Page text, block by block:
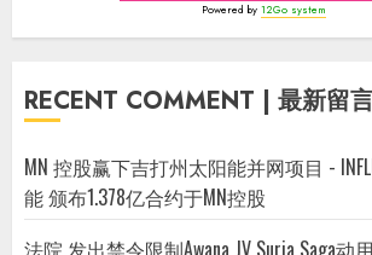
Powered by 12Go system
RECENT COMMENT | 最新留
MN 控股赢下吉打州太阳能并网项目 -
能 颁布1.378亿合约于MN控股
法院 发出禁令限制Awana JV Suria Saga动